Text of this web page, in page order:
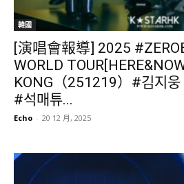
韓國
[演唱會報導] 2025
WORLD
KONG（251219）#김지웅
#석매튜...
Echo - 20 12 月, 2025